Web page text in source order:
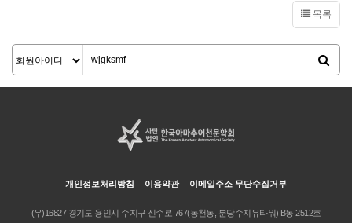
목록
개인정보처리방침 이용약관 이메일주소 무단수집거부
(우)16827 경기도 용인시 수지구 신수로 767(동천동, 분당수지유타워) B동 2512호